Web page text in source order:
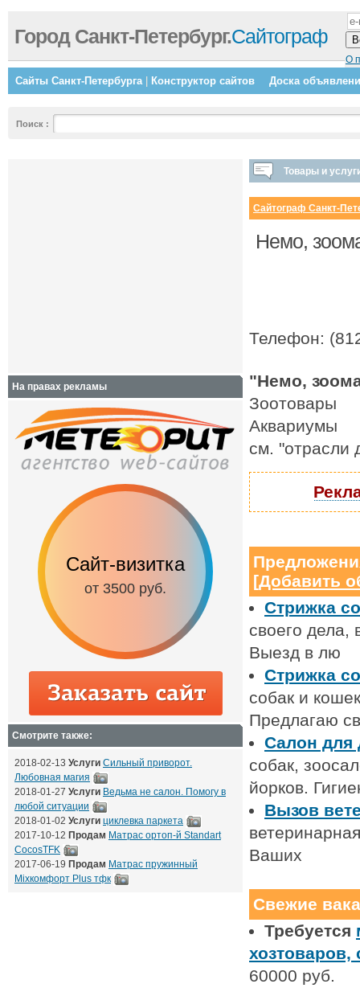
О
Город Санкт-Петербург.Сайтограф
Сайты Санкт-Петербурга| Конструктор сайтов Доска
Поиск :
Товары и
Сайтограф Санкт-
Немо,
Телефон:
"Немо,
Зоотовары
Аквариумы
см. "отрасли
[Добавить
Стрижка
своего
Выезд в лю
Стрижка
собак и
Предлагаю
Салон для
собак,
йорков.
Вызов
Ваших
Свежие
Требуется
хозтоваров,
60000 руб.
На правах рекламы
Сайт-визитка
от 3500 руб.
Сайт с
от 6500 руб.
Смотрите также:
2018-02-13 Услуги Сильный приворот.
Любовная магия
2018-01-27 Услуги Ведьма не салон. Помогу в
любой ситуации
2018-01-02 Услуги циклевка паркета
2017-10-12 Продам Матрас ортоп-й Standart
CocosTFK
2017-06-19 Продам Матрас пружинный
Mixкомфорт Plus тфк